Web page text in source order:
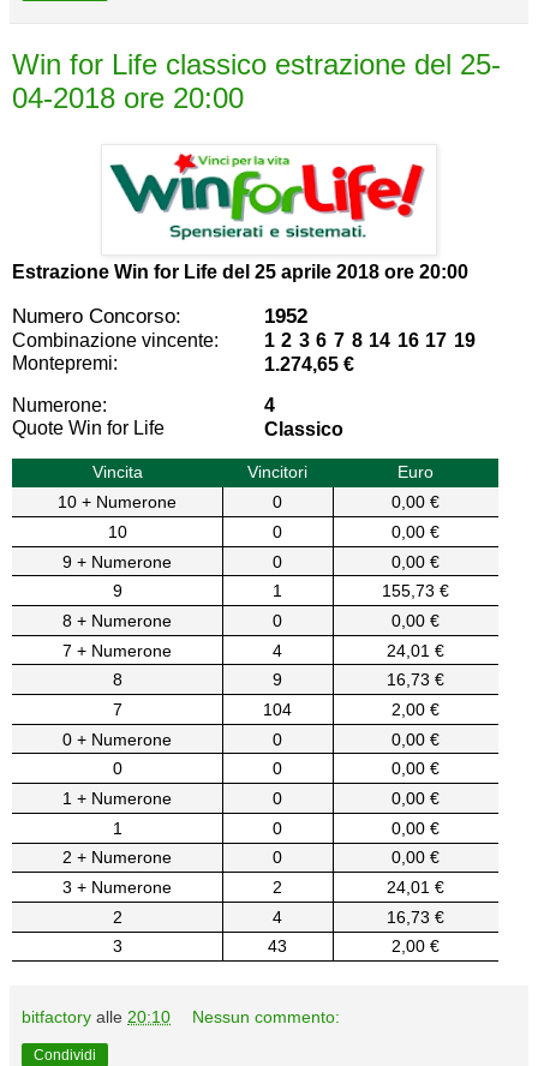
Win for Life classico estrazione del 25-
04-2018 ore 20:00
Estrazione Win for Life del 25 aprile 2018 ore 20:00
Numero Concorso: 1952
Combinazione vincente:
1 2 3 6 7 8 14 16 17 19
Montepremi:
1.274,65 €
Numerone:
4
Quote Win for Life
Classico
Vincita Vincitori
Euro
10 + Numerone
0
0,00 €
10
0
0,00 €
9 + Numerone
0
0,00 €
9
1
155,73 €
8 + Numerone
0
0,00 €
7 + Numerone
4
24,01 €
8
9
16,73 €
7
104
2,00 €
0 + Numerone
0
0,00 €
0
0
0,00 €
1 + Numerone
0
0,00 €
1
0
0,00 €
2 + Numerone
0
0,00 €
3 + Numerone
2
24,01 €
2
4
16,73 €
3
43 2,00 €
bitfactory alle 20:10 Nessun commento:
Condividi